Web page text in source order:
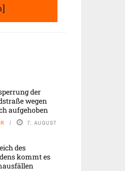
der
wegen
aufgehoben
7. AUGUST
des
kommt es